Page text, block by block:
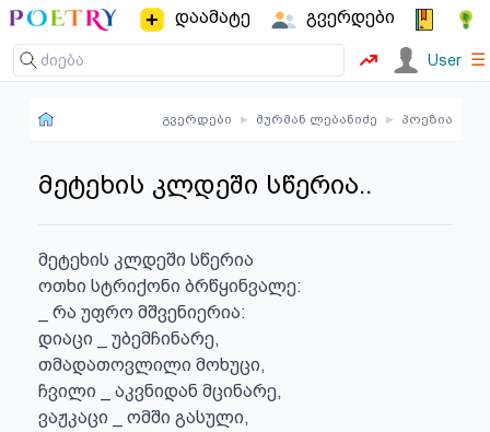
დაამატე გვერდები
User ☰
გვერდები ▸ მურმან ლებანიძე ▸ პოეზია
მეტეხის კლდეში სწერია..
მეტეხის კლდეში სწერია
ოთხი სტრიქონი ბრწყინვალე:
_ რა უფრო მშვენიერია:
დიაცი _ უბემჩინარე,
თმადათოვლილი მოხუცი,
ჩვილი _ აკვნიდან მცინარე,
ვაჟკაცი _ ომში გასული,